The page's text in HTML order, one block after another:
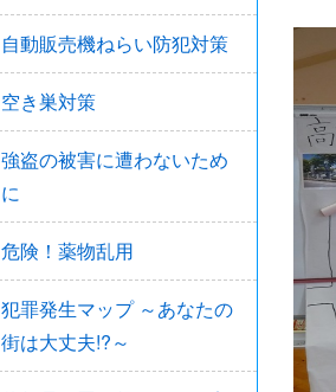
自動販売機ねらい防犯対策
空き巣対策
強盗の被害に遭わないため
に
危険！薬物乱用
犯罪発生マップ ～あなたの
街は大丈夫!?～